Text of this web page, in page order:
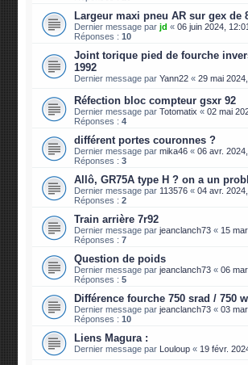
Largeur maxi pneu AR sur gex de
Dernier message parjd «06 juin 2024, 12:01
Réponses :10
Joint torique pied de fourche
1992
Dernier message parYann22 «29 mai
Réfection bloc compteur gsxr 92
Dernier message parTotomatix «02 mai
Réponses :4
différent portes couronnes ?
Dernier message parmika46 «06 avr.
Réponses :3
Allô, GR75A type H ? on a un
Dernier message par 113576 «04 avr.
Réponses :2
Train arrière 7r92
Dernier message parjeanclanch73 « 15
Réponses :7
Question de poids
Dernier message parjeanclanch73 «06
Réponses :5
Différence fourche 750 srad / 750
Dernier message parjeanclanch73 «03
Réponses :10
Liens Magura :
Dernier message par Louloup « 19 févr.